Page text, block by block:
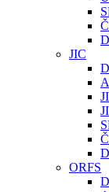
JIC
ORFS